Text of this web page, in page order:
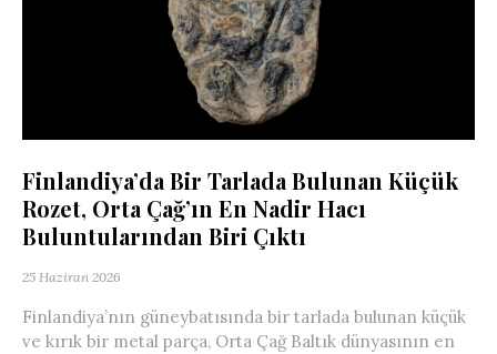
Finlandiya’da Bir Tarlada Bulunan Küçük
Rozet, Orta Çağ’ın En Nadir Hacı
Buluntularından Biri Çıktı
25 Haziran 2026
Finlandiya’nın güneybatısında bir tarlada bulunan küçük
ve kırık bir metal parça, Orta Çağ Baltık dünyasının en